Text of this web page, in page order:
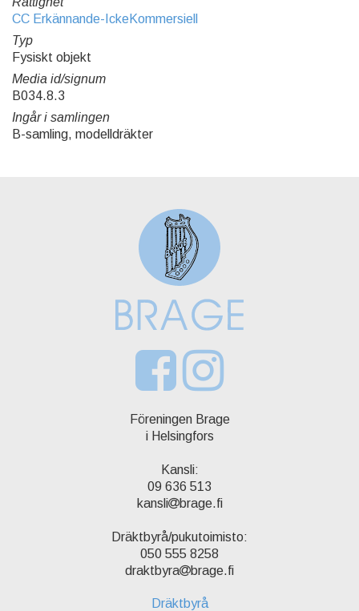
CC Erkännande-IckeKommersiell
Typ
Fysiskt objekt
Media id/signum
B034.8.3
Ingår i samlingen
B-samling, modelldräkter
Föreningen Brage
i Helsingfors
Kansli:
09 636 513
kansli
brage.fi
Dräktbyrå/pukutoimisto:
050 555 8258
draktbyra
brage.fi
Dräktbyrå